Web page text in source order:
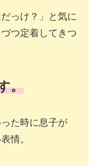
っけ？」と気に
つ定着してきつ
。
た時に息子が
情。